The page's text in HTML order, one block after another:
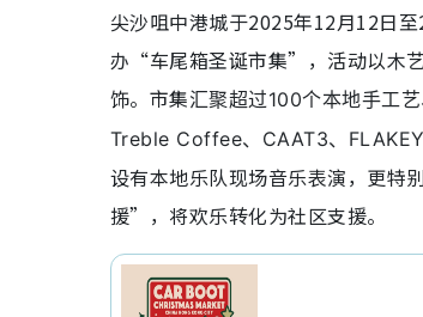
尖沙咀中港城于2025年12月12日
办“车尾箱圣诞市集”，活动以木
饰。市集汇聚超过100个本地手工
Treble Coffee、CAAT3、
设有本地乐队现场音乐表演，更特
援”，将欢乐转化为社区支援。